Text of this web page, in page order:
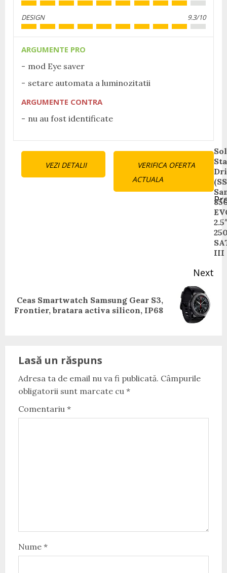
DESIGN 9.3/10
ARGUMENTE PRO
mod Eye saver
setare automata a luminozitatii
ARGUMENTE CONTRA
nu au fost identificate
VEZI DETALII
VERIFICA OFERTA
ACTUALA
Continue
Reading
III
Next
Next
post:
Ceas Smartwatch Samsung Gear S3,
Frontier, bratara activa silicon, IP68
Lasă un răspuns
Adresa ta de email nu va fi publicată. Câmpurile
obligatorii sunt marcate cu *
Comentariu *
Nume *